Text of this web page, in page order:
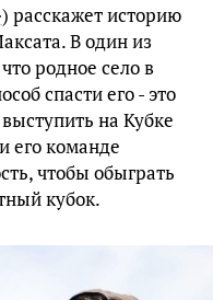
) расскажет историю
В один из
родное село в
спасти его - это
на Кубке
его команде
чтобы обыграть
кубок.